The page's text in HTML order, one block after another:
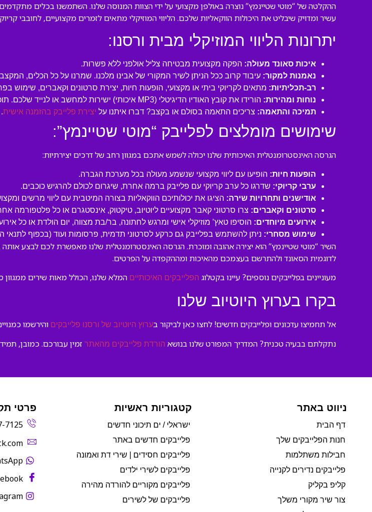
ההקלטה של “מוטי שטיינמץ” נוצרה באולפן מקצועי על ידי הצוות המנוסה שלנו. השתמשנו בכלים
עשיר ומדויק שיבליט את היכולות הווקאליות שלכם. הליווי המוזיקלי מתאים לזמרים מקצועיים, לחובבי
יתרונות הליווי המוזיקלי מבית ורסנו:
איכות סאונד מעולה: הפקה מקצועית מבטיחה צליל אולפני ללא פשרות.
נאמנות למקור: עיבוד קרוב ככל הניתן לשיר המקורי של אבינו מלכנו. שמרנו על כל הכלים,
רב-תכליתיות: מתאים לקריוקי ביתי או מקצועי, הופעות חיות, יצירת סרטונים וקאברים, שימוש
נוחות ומהירות: הורידו את קובץ האודיו הדיגיטלי (MP3 איכותי) ישירות למחשב או לנייד שלכם. תוכלו להתחיל לשיר תוך דקות!
תמיכה והתאמה: צריכים התאמה בסולם או בקצב? דברו איתנו על יצירת פלייבק בהזמנה אישית.
שימושים מומלצים לפלייבק “מוטי שטיינמץ”:
הגרסה האינסטרומנטלית האיכותית שלנו יכולה לשמש אתכם במגוון רחב של דרכים יצירתיות:
הופעות חיות: הופיעו עם ליווי מקצועי שנשמע מעולה בכל מערכת הגברה.
ערבי קריוקי: שדרגו כל ערב קריוקי עם פלייבק ברמה אחרת, שיגרום לכולם להרגיש כוכבים.
אודישנים ותחרויות שירה: הציגו את יכולותיכם הווקאליות בצורה המיטבית עם ליווי מרשים
סרטונים וקאברים: צרו סרטוני קאבר מקצועיים ליוטיוב, טיקטוק, אינסטגרם או כל פלטפורמה
אירועים מיוחדים: הוסיפו טאץ’ מוזיקלי אישי ומרגש לחתונה, בר/בת מצווה, יום הולדת או כל
שימוש מסחרי: ניתן להשתמש בפלייבק גם כרקע לסרטוני תדמית, פרסומות ועוד (בכפוף לתנאי
השיר “מוטי שטיינמץ” הוא יצירה אהובה ומוכרת. הגרסה האינסטרומנטלית שלנו מאפשרת לכם לבצע
לדוגמית הסאונד ולהתרשם בעצמכם מהאיכות ומההקפדה על הפרטים.
מעוניינים בפלייבקים נוספים? עיינו בקטלוג הפלייבקים האיכותיים המלא שלנו, הכולל מאות שירים ממגוון
בקרו בערוץ היוטיוב שלנו
אל תחמיצו עדכונים ופלייבקים חדשים! לחצו כאן לביקור בערוץ היוטיוב של ורסנו פלייבקים והירשמו
נתקלתם בבעיה טכנית? המדריך המפורט שלנו בנושא הורדת פלייבקים מהאתר זמין עבורכם. כמובן,
ניווט באתר
דף הבית
חנות הפלייבקים שלך
חבילות משתלמות
פלייבקים נדירים לקנייה
קליפ בקליק
צור שיר מקורי משלך
קטגוריות ראשיות
ישראלי / ים תיכוני חדשים
פלייבקים חדשים באתר
פלייבקים חסידים | שירי דת ואמונה
פלייבקים לשירי ילדים
פלייבקים מקוריים להורדה מהירה
פלייבקים של לשירים
פרטי
7125